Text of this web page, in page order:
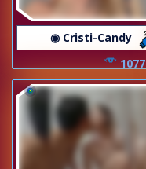
◉ Cristi-Candy
1077